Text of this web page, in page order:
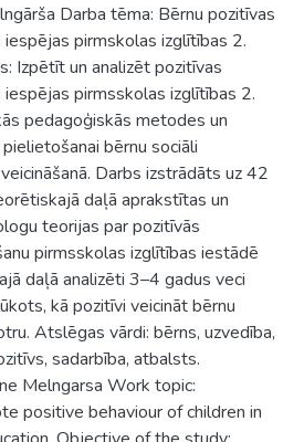
Darba tēma: Bērnu pozitīvas
iespējas pirmskolas izglītības 2.
Izpētīt un analizēt pozitīvas
iespējas pirmsskolas izglītības 2.
pedagoģiskās metodes un
bērnu sociāli
Darbs izstrādāts uz 42
daļā aprakstītas un
teorijas par pozitīvās
pirmsskolas izglītības iestādē
daļā analizēti 3–4 gadus veci
kā pozitīvi veicināt bērnu
Atslēgas vārdi: bērns, uzvedība,
sadarbība, atbalsts.
Melngarsa Work topic:
positive behaviour of children in